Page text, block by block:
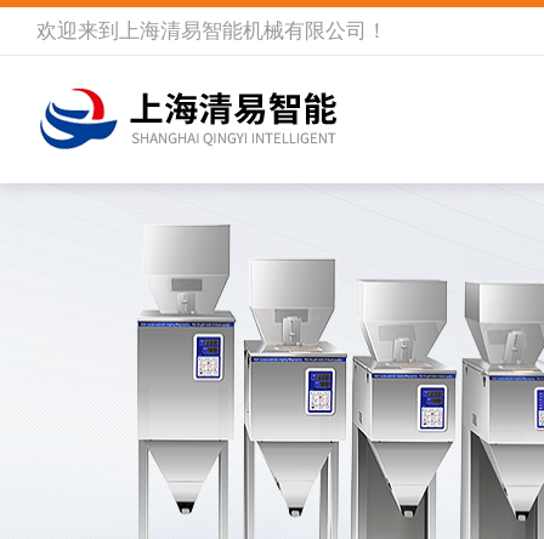
欢迎来到 上海清易智能机械有限公司 ！